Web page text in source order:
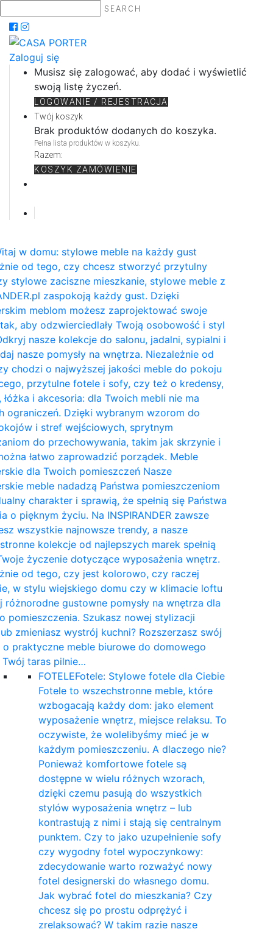
SEARCH
Zaloguj się
Musisz się zalogować, aby dodać i wyświetlić
swoją listę życzeń.
LOGOWANIE / REJESTRACJA
Twój koszyk
Brak produktów dodanych do koszyka.
Pełna lista produktów w koszyku.
Razem:
KOSZYK ZAMÓWIENIE
w domu: stylowe meble na każdy gust
od tego, czy chcesz stworzyć przytulny
stylowe zaciszne mieszkanie, stylowe meble z
zaspokoją każdy gust. Dzięki
meblom możesz zaprojektować swoje
aby odzwierciedlały Twoją osobowość i styl
nasze kolekcje do salonu, jadalni, sypialni i
nasze pomysły na wnętrza. Niezależnie od
chodzi o najwyższej jakości meble do pokoju
przytulne fotele i sofy, czy też o kredensy,
i akcesoria: dla Twoich mebli nie ma
ograniczeń. Dzięki wybranym wzorom do
i stref wejściowych, sprytnym
do przechowywania, takim jak skrzynie i
łatwo zaprowadzić porządek. Meble
dla Twoich pomieszczeń Nasze
meble nadadzą Państwa pomieszczeniom
charakter i sprawią, że spełnią się Państwa
o pięknym życiu. Na INSPIRANDER zawsze
wszystkie najnowsze trendy, a nasze
kolekcje od najlepszych marek spełnią
życzenie dotyczące wyposażenia wnętrz.
od tego, czy jest kolorowo, czy raczej
w stylu wiejskiego domu czy w klimacie loftu
różnorodne gustowne pomysły na wnętrza dla
pomieszczenia. Szukasz nowej stylizacji
zmieniasz wystrój kuchni? Rozszerzasz swój
o praktyczne meble biurowe do domowego
Twój taras pilnie…
FOTELEFotele: Stylowe fotele dla Ciebie
Fotele to wszechstronne meble, które
wzbogacają każdy dom: jako element
wyposażenie wnętrz, miejsce relaksu. To
oczywiste, że wolelibyśmy mieć je w
każdym pomieszczeniu. A dlaczego nie?
Ponieważ komfortowe fotele są
dostępne w wielu różnych wzorach,
dzięki czemu pasują do wszystkich
stylów wyposażenia wnętrz – lub
kontrastują z nimi i stają się centralnym
punktem. Czy to jako uzupełnienie sofy
czy wygodny fotel wypoczynkowy:
zdecydowanie warto rozważyć nowy
fotel designerski do własnego domu.
Jak wybrać fotel do mieszkania? Czy
chcesz się po prostu odprężyć i
zrelaksować? W takim razie nasze